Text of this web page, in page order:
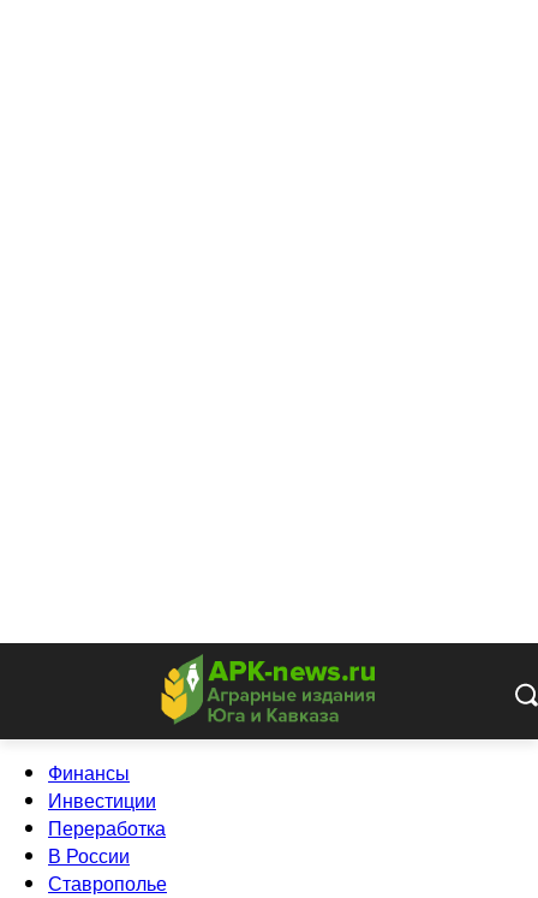
Финансы
Инвестиции
Переработка
В России
Ставрополье